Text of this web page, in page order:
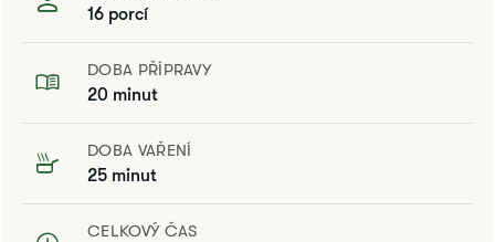
16 porcí
DOBA PŘÍPRAVY
20 minut
DOBA VAŘENÍ
25 minut
CELKOVÝ ČAS